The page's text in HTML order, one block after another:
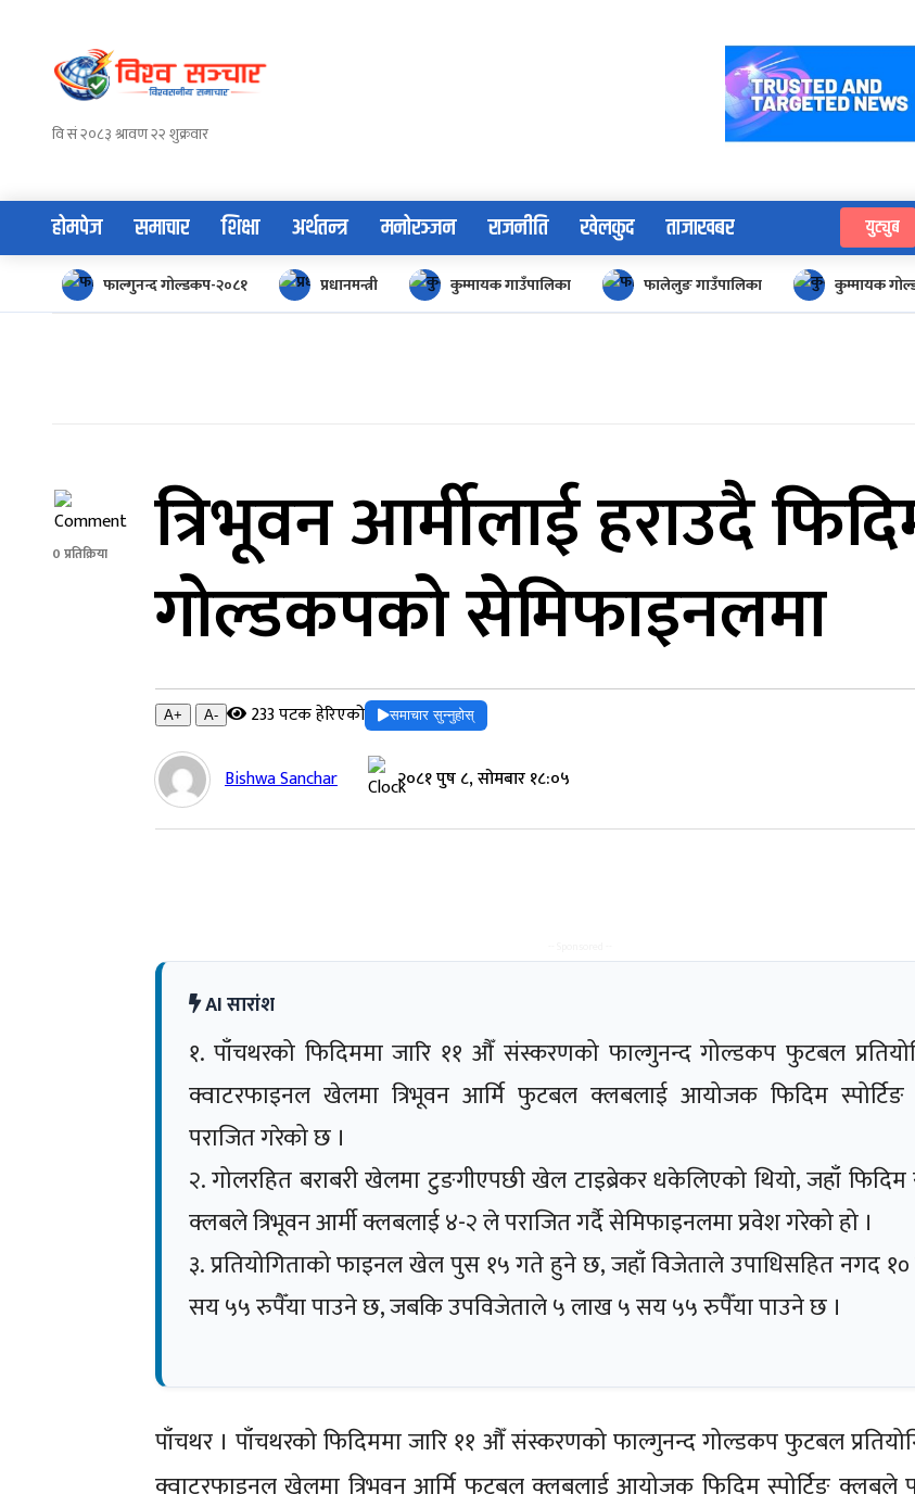
content
होमपेज समाचार शिक्षा अर्थतन्त्र मनोरञ्जन राजनीति खेलकुद ताजाखबर युट्युब
फाल्गुनन्द गोल्डकप-२०८१ प्रधानमन्त्री कुम्मायक गाउँपालिका फालेलुङ गाउँपालिका कुम्मायक
0 प्रतिक्रिया त्रिभूवन आर्मीलाई हराउदै
गोल्डकपको सेमिफाइनलमा
A+ A- 233 पटक हेरिएको समाचार सुन्नुहोस्
Bishwa Sanchar २०८१ पुष ८, सोमबार १८:०५
AI सारांश
१. पाँचथरको फिदिममा जारि ११ औँ संस्करणको फाल्गुनन्द गोल्डकप फुटबल
क्वाटरफाइनल खेलमा त्रिभूवन आर्मि फुटबल क्लबलाई आयोजक फिदिम
पराजित गरेको छ ।
२. गोलरहित बराबरी खेलमा टुङगीएपछी खेल टाइब्रेकर धकेलिएको थियो, जहाँ फिदिम
क्लबले त्रिभूवन आर्मी क्लबलाई ४-२ ले पराजित गर्दै सेमिफाइनलमा प्रवेश गरेको हो ।
३. प्रतियोगिताको फाइनल खेल पुस १५ गते हुने छ, जहाँ विजेताले उपाधिसहित नगद
सय ५५ रुपैँया पाउने छ, जबकि उपविजेताले ५ लाख ५ सय ५५ रुपैँया पाउने छ ।
पाँचथर । पाँचथरको फिदिममा जारि ११ औँ संस्करणको फाल्गुनन्द गोल्डकप फुटबल